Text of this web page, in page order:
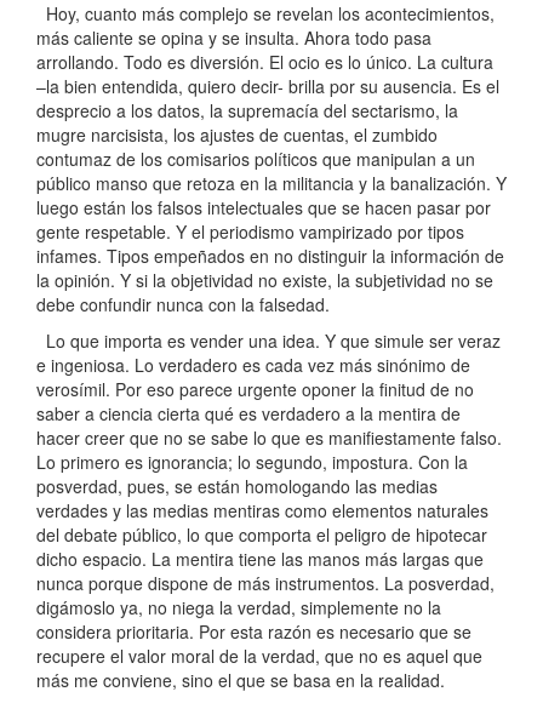
Hoy, cuanto más complejo se revelan los acontecimientos,
más caliente se opina y se insulta. Ahora todo pasa
arrollando. Todo es diversión. El ocio es lo único. La cultura
–la bien entendida, quiero decir- brilla por su ausencia. Es el
desprecio a los datos, la supremacía del sectarismo, la
mugre narcisista, los ajustes de cuentas, el zumbido
contumaz de los comisarios políticos que manipulan a un
público manso que retoza en la militancia y la banalización. Y
luego están los falsos intelectuales que se hacen pasar por
gente respetable. Y el periodismo vampirizado por tipos
infames. Tipos empeñados en no distinguir la información de
la opinión. Y si la objetividad no existe, la subjetividad no se
debe confundir nunca con la falsedad.
Lo que importa es vender una idea. Y que simule ser veraz
e ingeniosa. Lo verdadero es cada vez más sinónimo de
verosímil. Por eso parece urgente oponer la finitud de no
saber a ciencia cierta qué es verdadero a la mentira de
hacer creer que no se sabe lo que es manifiestamente falso.
Lo primero es ignorancia; lo segundo, impostura. Con la
posverdad, pues, se están homologando las medias
verdades y las medias mentiras como elementos naturales
del debate público, lo que comporta el peligro de hipotecar
dicho espacio. La mentira tiene las manos más largas que
nunca porque dispone de más instrumentos. La posverdad,
digámoslo ya, no niega la verdad, simplemente no la
considera prioritaria. Por esta razón es necesario que se
recupere el valor moral de la verdad, que no es aquel que
más me conviene, sino el que se basa en la realidad.